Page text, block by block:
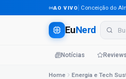
AO VIVO
Tecnologia em Conceição do
EuNerd
Notícias Reviews
Home Energia e Tech